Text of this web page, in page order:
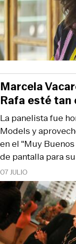
07 JULIO
La panelista fue
Models y
en el "Muy
de pantalla para
Marcela
Rafa esté tan